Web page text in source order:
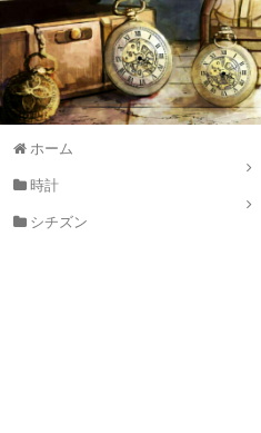
ホーム
時計
シチズン